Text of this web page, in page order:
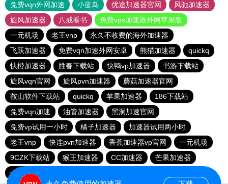
免费vqn外网加速
小蓝鸟 优途加速器官网
风驰加速器
旋风加速器
八戒看书
免费vps加速器外网苹果版
一元机场
老王vnp
永久不收费的海外加速器
飞跃加速器
免费vqn加速外网安卓 熊猫加速器
quickq
快橙加速器
胜春下载站 快鸭vp加速器
书游下载站
旋风vqn官网
旋风pvn加速器
蘑菇加速器官网
鞍山软件下载站
quickq 苹果加速器
186下载站
免费vqn加速
油管加速器
黑洞加速官网
免费vp试用一小时
橘子加速器
加速器试用两小时
老王vnp
快连pvn加速器 香蕉加速器vp官网
一元机场
9CZK下载站
猴王加速器 CC加速器
芒果加速器
一元机场